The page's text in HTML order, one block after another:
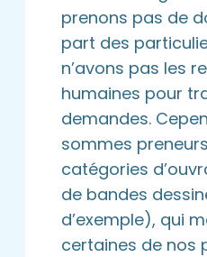
prenons pas de
part des
n’avons pas les
humaines pour
demandes.
sommes
catégories
de bandes
d’exemple), qui
certaines de nos